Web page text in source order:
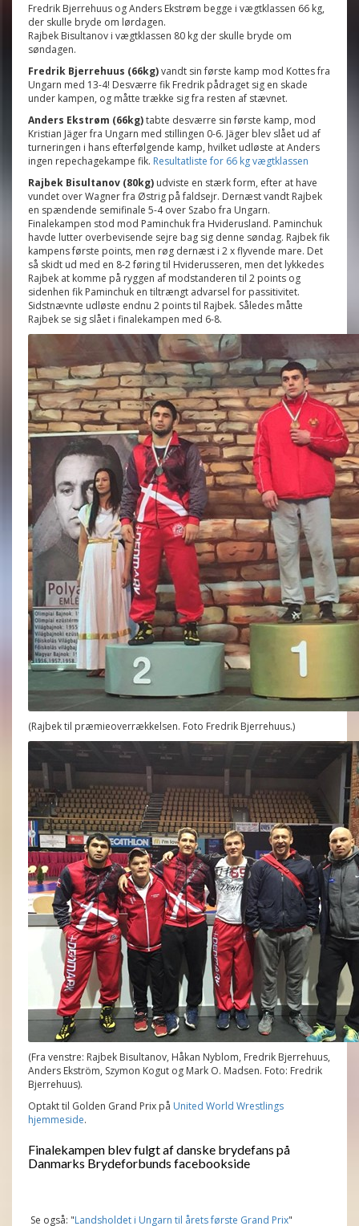
Fredrik Bjerrehuus ogAnders Ekstrøm begge i vægtklassen 66 kg,
der skulle bryde om lørdagen.
Rajbek Bisultanov i vægtklassen 80 kg der skulle bryde om
søndagen.
Fredrik Bjerrehuus (66kg)vandt sin første kamp mod Kottes fra
Ungarn med 13-4! Desværre fik Fredrik pådraget sig en skade
under kampen, og måtte trække sig fra resten af stævnet.
Anders Ekstrøm (66kg)tabte desværre sin første kamp, mod
Kristian Jäger fra Ungarn med stillingen 0-6. Jäger blev slået ud af
turneringen i hans efterfølgende kamp, hvilket udløste at Anders
ingen repechagekampe fik. Resultatliste for 66 kg vægtklassen
Rajbek Bisultanov (80kg) udviste en stærk form, efter at have
vundet over Wagner fra Østrig på faldsejr. Dernæst vandt Rajbek
en spændende semifinale 5-4 over Szabo fra Ungarn.
Finalekampen stod mod Paminchuk fra Hviderusland. Paminchuk
havde lutter overbevisende sejre bag sig denne søndag. Rajbek fik
kampens første points, men røg dernæst i 2 x flyvende mare. Det
så skidt ud med en 8-2føring til Hviderusseren, men det lykkedes
Rajbek at komme på ryggen af modstanderen til 2 points og
sidenhen fik Paminchuk en tiltrængt advarsel for passitivitet.
Sidstnævnte udløste endnu 2 points til Rajbek. Således måtte
Rajbek se sig slået i finalekampen med 6-8.
(Rajbek til præmieoverrækkelsen. Foto Fredrik Bjerrehuus.)
(Fra venstre: Rajbek Bisultanov, Håkan Nyblom, Fredrik Bjerrehuus,
Anders Ekström, Szymon Kogut og Mark O. Madsen. Foto: Fredrik
Bjerrehuus).
Optakt til Golden Grand Prix på United World Wrestlings
hjemmeside.
Finalekampen blev fulgt af danske brydefans på
Danmarks Brydeforbunds facebookside
Se også: "Landsholdet i Ungarn til årets første Grand Prix"